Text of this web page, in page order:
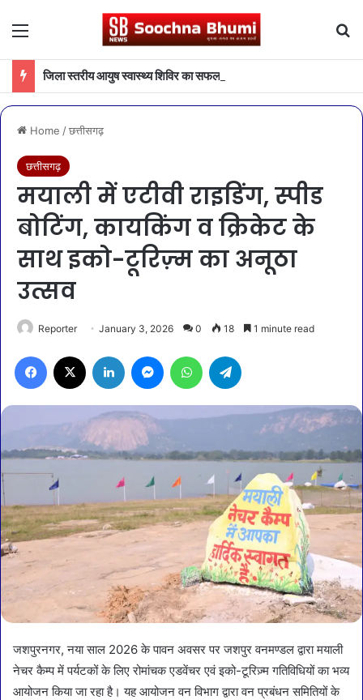
Menu
जिला स्तरीय आयुष स्वास्थ्य शिविर का सफल आयोजन
Home /छत्तीसगढ़
छत्तीसगढ़
मयाली में एटीवी राइडिंग, स्पीड
बोटिंग, कायकिंग व क्रिकेट के
साथ इको-टूरिज़्म का अनूठा
उत्सव
Reporter January 3, 2026 0 18 1 minute read
Facebook LinkedIn MessengerWhatsApp
जशपुरनगर, नया साल 2026 के पावन अवसर पर जशपुर वनमण्डल द्वारा मयाली
नेचर कैम्प में पर्यटकों के लिए रोमांचक एडवेंचर एवं इको-टूरिज़्म गतिविधियों का भव्य
आयोजन किया जा रहा है। यह आयोजन वन विभाग द्वारा वन प्रबंधन समितियों के